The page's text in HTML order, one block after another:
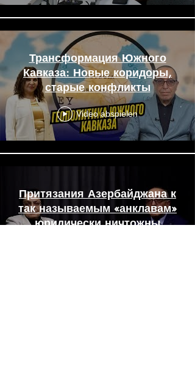
Трансформация Южного
Кавказа: Новые коридоры,
старые конфликты
Video abspielen
Притязания Азербайджана к
так называемым «анклавам»
юридически ничтожны